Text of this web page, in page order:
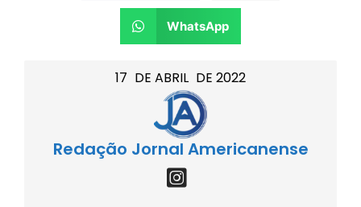
17 DE ABRIL DE 2022
Redação Jornal Americanense
WhatsApp